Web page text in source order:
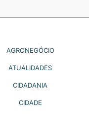
AGRONEGÓCIO
ATUALIDADES
CIDADANIA
CIDADE